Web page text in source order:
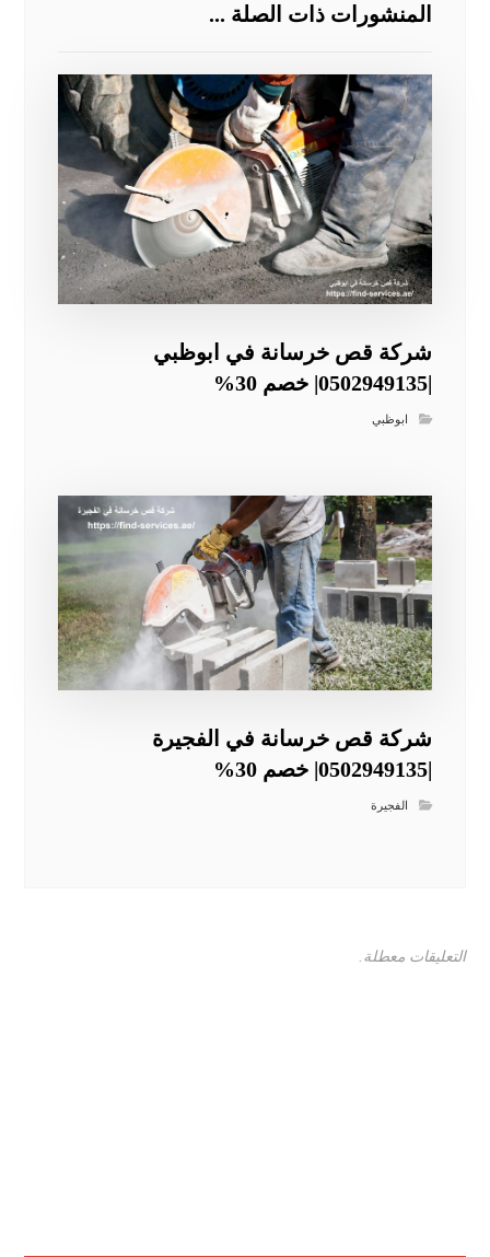
المنشورات ذات الصلة ...
شركة قص خرسانة في ابوظبي
|0502949135| خصم 30%
ابوظبي
شركة قص خرسانة في الفجيرة
|0502949135| خصم 30%
الفجيرة
التعليقات معطلة.